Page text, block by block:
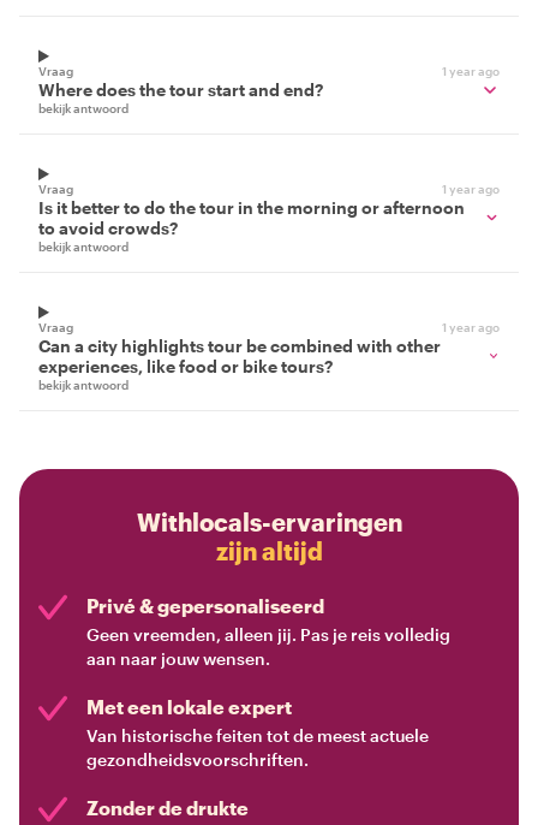
Vraag 1 year ago
Where does the tour start and end?
bekijk antwoord
Vraag 1 year ago
Is it better to do the tour in the morning or afternoon
to avoid crowds?
bekijk antwoord
Vraag 1 year ago
Can a city highlights tour be combined with other
experiences, like food or bike tours?
bekijk antwoord
Withlocals-ervaringen
zijn altijd
Privé & gepersonaliseerd
Geen vreemden, alleen jij. Pas je reis volledig
aan naar jouw wensen.
Met een lokale expert
Van historische feiten tot de meest actuele
gezondheidsvoorschriften.
Zonder de drukte